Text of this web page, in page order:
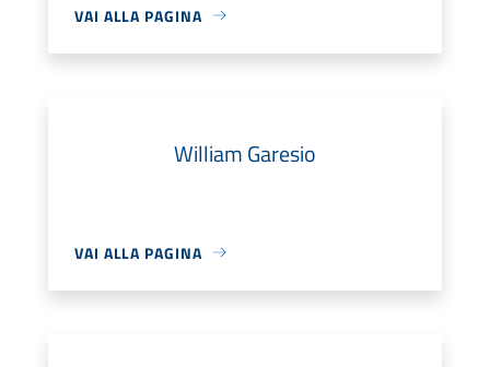
VAI ALLA PAGINA
William Garesio
VAI ALLA PAGINA